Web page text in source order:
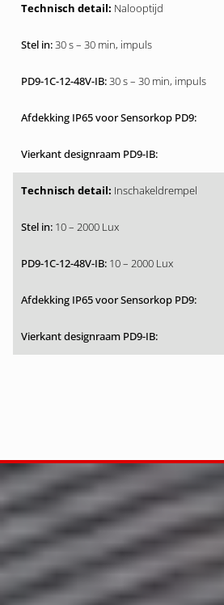
Nalooptijd
30 s – 30 min, impuls
30 s – 30 min, impuls
Inschakeldrempel
10 – 2000 Lux
10 – 2000 Lux